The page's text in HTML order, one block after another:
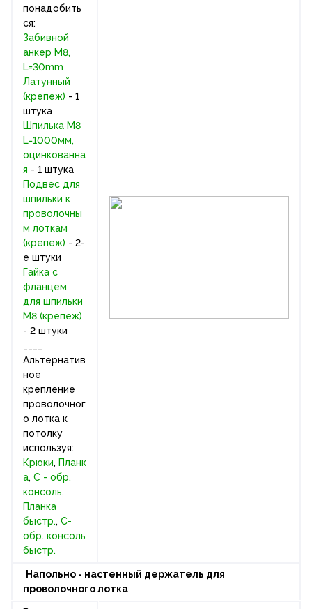
понадобить
ся:
Забивной
анкер M8,
L=30mm
Латунный
(крепеж) - 1
штука
Шпилька М8
L=1000мм,
оцинкованна
я - 1 штука
Подвес для
шпильки к
проволочны
м лоткам
(крепеж) - 2-
е штуки
Гайка с
фланцем
для шпильки
М8 (крепеж)
- 2 штуки
Альтернатив
ное
крепление
проволочног
о лотка к
потолку
используя:
Крюки, Планк
а, С - обр.
консоль,
Планка
быстр., С-
обр. консоль
быстр.
Напольно - настенный держатель для
проволочного лотка